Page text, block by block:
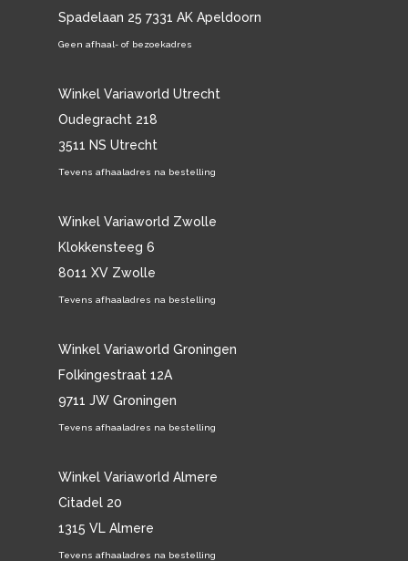
Spadelaan 25 7331 AK Apeldoorn
Geen afhaal- of bezoekadres
Winkel Variaworld Utrecht
Oudegracht 218
3511 NS Utrecht
Tevens afhaaladres na bestelling
Winkel Variaworld Zwolle
Klokkensteeg 6
8011 XV Zwolle
Tevens afhaaladres na bestelling
Winkel Variaworld Groningen
Folkingestraat 12A
9711 JW Groningen
Tevens afhaaladres na bestelling
Winkel Variaworld Almere
Citadel 20
1315 VL Almere
Tevens afhaaladres na bestelling